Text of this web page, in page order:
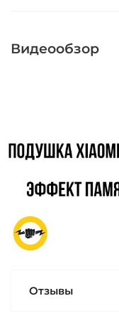
Видеообзор
Отзывы